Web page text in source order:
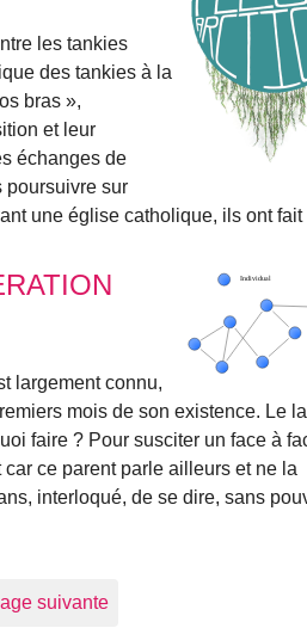
les tankies
des tankies à la
bras »,
et leur
échanges de
poursuivre sur
une église catholique, ils ont
largement connu,
mois de son existence. Le
faire ? Pour susciter un face à
ce parent parle ailleurs et ne la
interloqué, de se dire, sans
suivante